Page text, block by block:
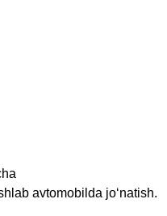
avtomobilda jo‘natish.